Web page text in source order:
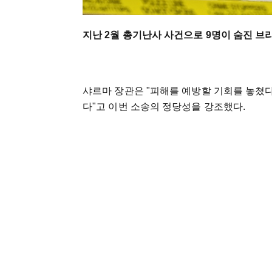
지난 2월 총기난사 사건으로 9명이 숨진
샤르마 장관은 "피해를 예방할 기회를 놓쳤
다"고 이번 소송의 정당성을 강조했다.